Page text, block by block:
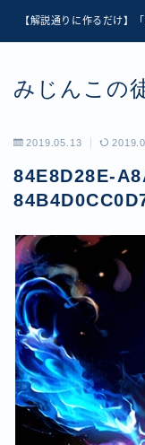
【解説通りに作るだけ】
みじんこの
★修正版★【Unity
グ報酬詳細
【ダイスバトルガ
たちの招待状― イ
酬詳細
【ダイスバトルガ
【ダイスバトルガ
イベント詳細
【ダイスバトルガ
細
【ダイスバトルガ
哮- イベント詳細
【ダイスバトルガ
【ダイスバトルガ
2019.05.13
84E8D28E-